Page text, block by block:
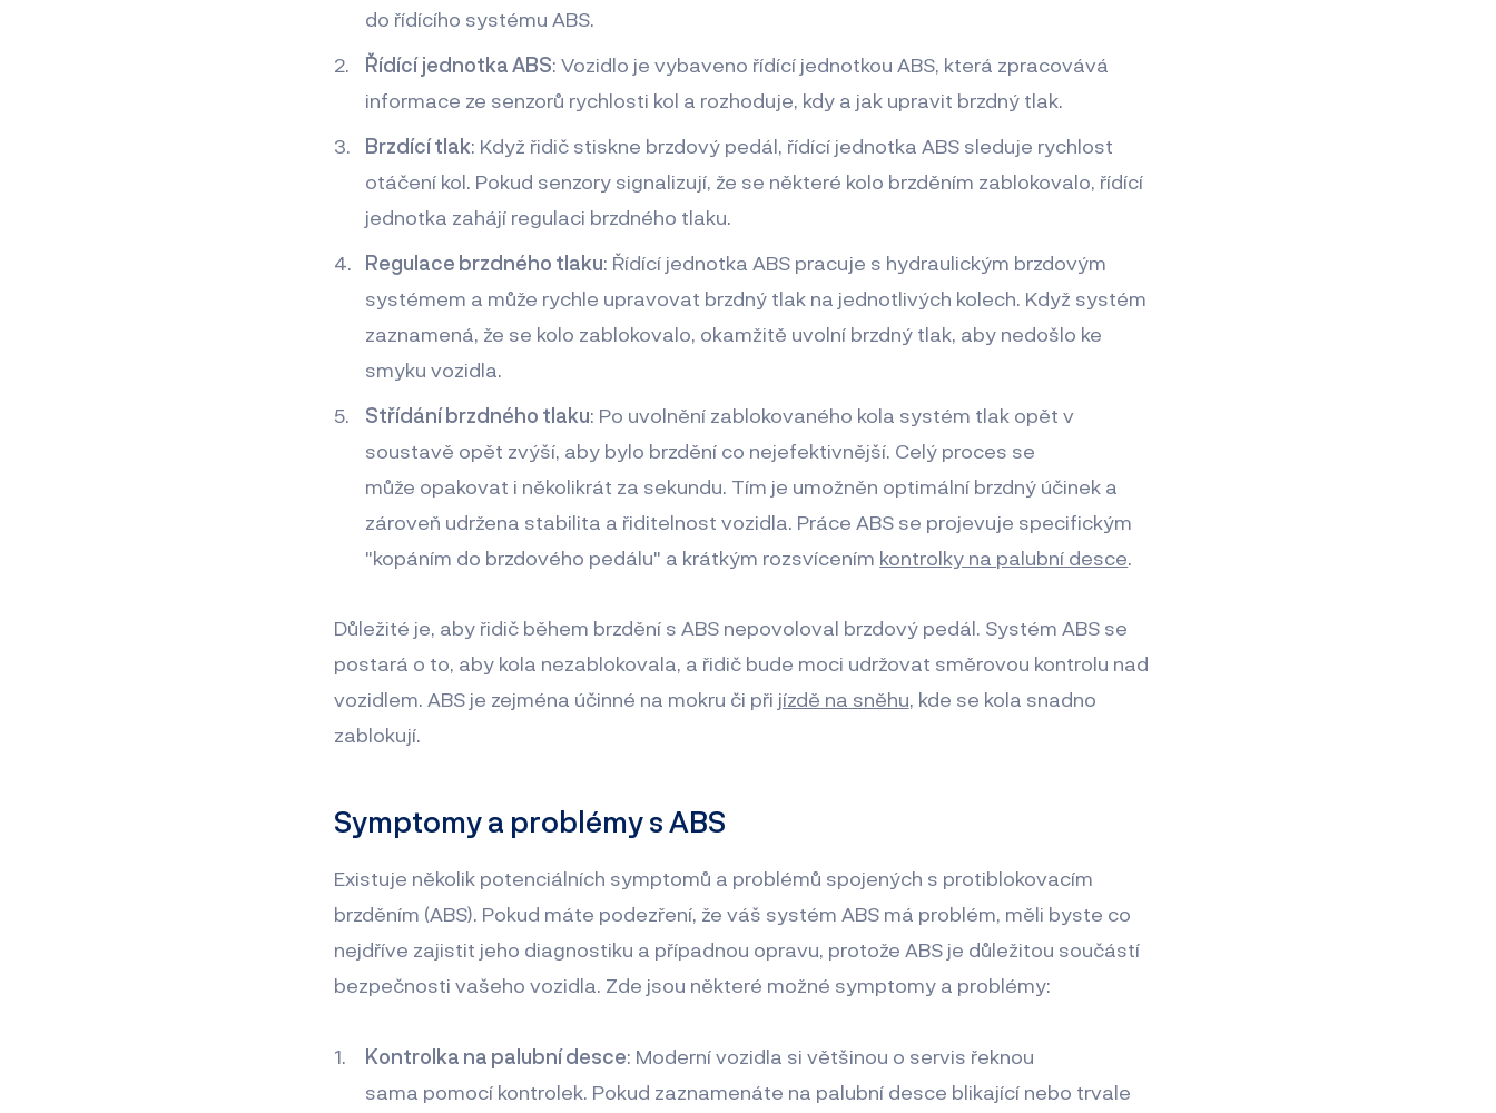
do řídícího systému ABS.
Řídící jednotka ABS: Vozidlo je vybaveno řídící jednotkou ABS, která zpracovává
informace ze senzorů rychlosti kol a rozhoduje, kdy a jak upravit brzdný tlak.
Brzdící tlak: Když řidič stiskne brzdový pedál, řídící jednotka ABS sleduje rychlost
otáčení kol. Pokud senzory signalizují, že se některé kolo brzděním zablokovalo, řídící
jednotka zahájí regulaci brzdného tlaku.
Regulace brzdného tlaku: Řídící jednotka ABS pracuje s hydraulickým brzdovým
systémem a může rychle upravovat brzdný tlak na jednotlivých kolech. Když systém
zaznamená, že se kolo zablokovalo, okamžitě uvolní brzdný tlak, aby nedošlo ke
smyku vozidla.
Střídání brzdného tlaku: Po uvolnění zablokovaného kola systém tlak opět v
soustavě opět zvýší, aby bylo brzdění co nejefektivnější. Celý proces se
může opakovat i několikrát za sekundu. Tím je umožněn optimální brzdný účinek a
zároveň udržena stabilita a řiditelnost vozidla. Práce ABS se projevuje specifickým
"kopáním do brzdového pedálu" a krátkým rozsvícením kontrolky na palubní desce.
Důležité je, aby řidič během brzdění s ABS nepovoloval brzdový pedál. Systém ABS se
postará o to, aby kola nezablokovala, a řidič bude moci udržovat směrovou kontrolu nad
vozidlem. ABS je zejména účinné na mokru či při jízdě na sněhu, kde se kola snadno
zablokují.
Symptomy a problémy s ABS
Existuje několik potenciálních symptomů a problémů spojených s protiblokovacím
brzděním (ABS). Pokud máte podezření, že váš systém ABS má problém, měli byste co
nejdříve zajistit jeho diagnostiku a případnou opravu, protože ABS je důležitou součástí
bezpečnosti vašeho vozidla. Zde jsou některé možné symptomy a problémy:
Kontrolka na palubní desce: Moderní vozidla si většinou o servis řeknou
sama pomocí kontrolek. Pokud zaznamenáte na palubní desce blikající nebo trvale